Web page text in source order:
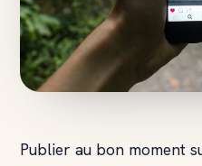
Publier au bon moment